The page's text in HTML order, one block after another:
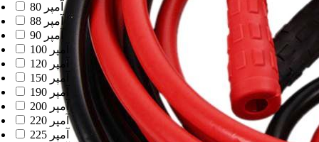
80 آمپر
88 آمپر
90 آمپر
100 آمپر
120 آمپر
150 آمپر
190 آمپر
200 آمپر
220 آمپر
225 آمپر